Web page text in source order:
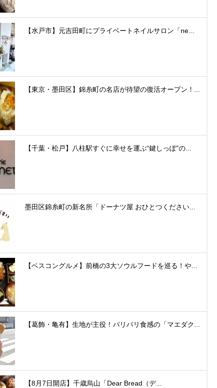
【水戸市】元吉田町にプライベートネイルサロン「ne...
【東京・墨田区】錦糸町の名店が待望の復活オープン！...
【千葉・松戸】八柱駅すぐに幸せを運ぶ“鍵しっぽ”の...
墨田区錦糸町の新名所「ドーナツ屋 おひとつください...
【ベスコングルメ】前橋の3大ソウルフードを巡る！や...
【葛飾・亀有】生地が主役！パリパリ食感の「マエダク...
【8月7日開店】千歳烏山「Dear Bread（デ...